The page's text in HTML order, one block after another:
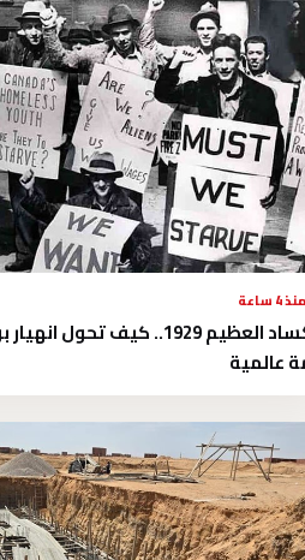
4 ساعة
الكساد العظيم 1929.. كيف
عالمية